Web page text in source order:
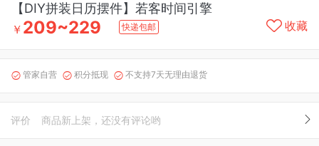
【DIY拼装日历摆件】若客时间引擎
￥ 209~229 快递包邮 收藏
 管家自营  积分抵现  不支持7天无理由退货
评价 商品新上架，还没有评论哟